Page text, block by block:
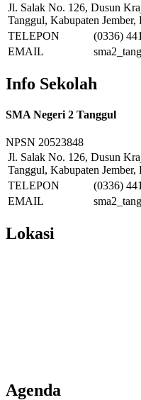
Jl. Salak No. 126, Dusun
Tanggul, Kabupaten
TELEPON
(0336)
EMAIL
Info Sekolah
SMA Negeri 2 Tanggul
NPSN 20523848
Jl. Salak No. 126, Dusun
Tanggul, Kabupaten
TELEPON
(0336)
EMAIL
Lokasi
Agenda